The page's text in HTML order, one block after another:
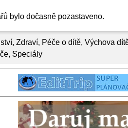
, Zdraví, Péče o dítě, Výchova
, Speciály
bylo dočasně pozastaveno.